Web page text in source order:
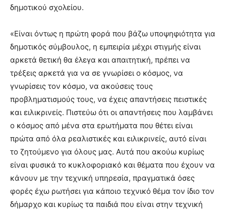
δημοτικού σχολείου.
«Είναι όντως η πρώτη φορά που βάζω υποψηφιότητα για
δημοτικός σύμβουλος, η εμπειρία μέχρι στιγμής είναι
αρκετά θετική θα έλεγα και απαιτητική, πρέπει να
τρέξεις αρκετά για να σε γνωρίσει ο κόσμος, να
γνωρίσεις τον κόσμο, να ακούσεις τους
προβληματισμούς τους, να έχεις απαντήσεις πειστικές
και ειλικρινείς. Πιστεύω ότι οι απαντήσεις που λαμβάνει
ο κόσμος από μένα στα ερωτήματα που θέτει είναι
πρώτα από όλα ρεαλιστικές και ειλικρινείς, αυτό είναι
το ζητούμενο για όλους μας. Αυτά που ακούω κυρίως
είναι φυσικά το κυκλοφοριακό και θέματα που έχουν να
κάνουν με την τεχνική υπηρεσία, πραγματικά όσες
φορές έχω ρωτήσει για κάποιο τεχνικό θέμα τον ίδιο τον
δήμαρχο και κυρίως τα παιδιά που είναι στην τεχνική